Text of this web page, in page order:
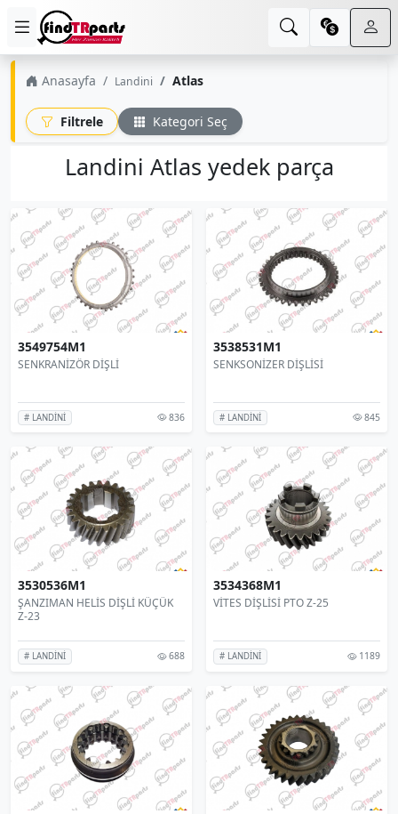
Anasayfa Landini Atlas
Filtrele Kategori Seç
Landini Atlas yedek parça
3549754M1
SENKRANİZÖR DİŞLİ
# LANDİNİ 836
3538531M1
SENKSONİZER DİŞLİSİ
# LANDİNİ 845
3530536M1
ŞANZIMAN HELİS DİŞLİ KÜÇÜK
Z-23
# LANDİNİ 688
3534368M1
VİTES DİŞLİSİ PTO Z-25
# LANDİNİ 1189